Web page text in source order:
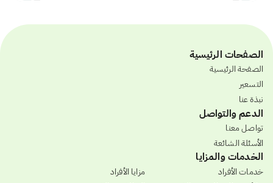
الصفحات الرئيسية
الصفحة الرئيسية
التسعير
نبذة عنا
الدعم والتواصل
تواصل معنا
الأسئلة الشائعة
الخدمات والمزايا
خدمات الأفراد
مزايا الأفراد